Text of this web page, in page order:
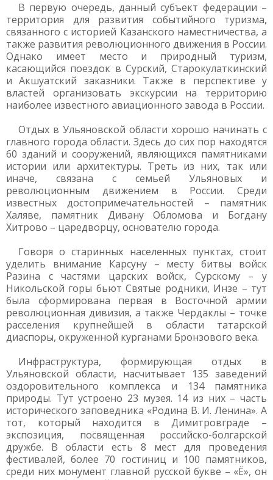
В первую очередь, данный субъект федерации –
территория для развития событийного туризма,
связанного с историей Казанского наместничества, а
также развития революционного движения в России.
Однако имеет место и природный туризм,
касающийся поездок в Сурский, Старокулаткинский
и Акшуатский заказники. Также в перспективе у
властей организовать экскурсии на территорию
наиболее известного авиационного завода в России.
Отдых в Ульяновской области хорошо начинать с
главного города области. Здесь до сих пор находятся
60 зданий и сооружений, являющихся памятниками
истории или архитектуры. Треть из них, так или
иначе, связана с семьей Ульяновых и
революционным движением в России. Среди
известных достопримечательностей – памятник
Халяве, памятник Дивану Обломова и Богдану
Хитрово – царедворцу, основателю города.
Говоря о старинных населенных пунктах, стоит
уделить внимание Карсуну – месту битвы войск
Разина с частями царских войск, Сурскому – у
Никольской горы бьют Святые родники, Инзе – тут
была сформирована первая в Восточной армии
революционная дивизия, а также Чердаклы – точке
расселения крупнейшей в области татарской
диаспоры, окруженной курганами Бронзового века.
Инфраструктура, формирующая отдых в
Ульяновской области, насчитывает 135 заведений
оздоровительного комплекса и 134 памятника
природы. Тут устроено 23 музея. 14 из них – часть
исторического заповедника «Родина В. И. Ленина». А
тот, который находится в Димитровграде –
экспозиция, посвященная российско-болгарской
дружбе. В области есть 8 мест для проведения
фестивалей, более 70 гостиниц и 100 памятников,
среди них монумент главной русской букве – «Ё», он